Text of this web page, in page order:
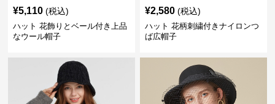
¥5,110 (税込)
ハット 花飾りとベール付き上品
なウール帽子
¥2,580 (税込)
ハット 花柄刺繍付きナイロンつ
ば広帽子